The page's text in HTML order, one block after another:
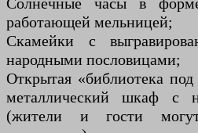
работающей мельницей;
Скамейки с
народными пословицами;
Открытая «библиотека
металлический шкаф с
(жители и гости